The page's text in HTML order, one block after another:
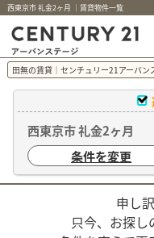
西東京市 礼金2ヶ月 ｜賃貸物件一覧
田無の賃貸｜センチュリー21アーバン
西東京市 礼金2ヶ月
条件を変更
申し
只今、お探し